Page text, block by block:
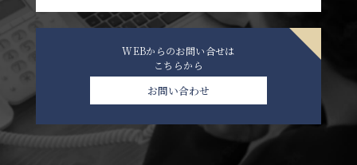
WEBからのお問い合せは
こちらから
お問い合わせ